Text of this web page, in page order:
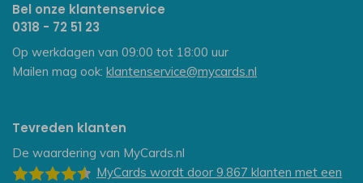
Bel onze klantenservice
0318 - 72 51 23
Op werkdagen van 09:00 tot 18:00 uur
Mailen mag ook: klantenservice@mycards.nl
Tevreden klanten
De waardering van MyCards.nl
MyCards wordt door 9.867 klanten met een